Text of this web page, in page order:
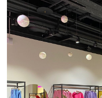
ИП Проворный Алексей Алексеевич
ИНН 667114098580
ОГРНИП 320665800076581
Telegram
WhatsApp
8 800 550-06-92
macrocosm_store@mail.ru
Оферта
Пользовательское соглашение
Политика обработки персональных